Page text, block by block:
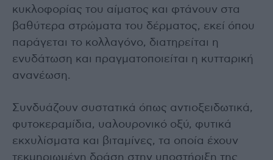
κυκλοφορίας του αίματος και φτάνουν στα
βαθύτερα στρώματα του δέρματος, εκεί όπου
παράγεται το κολλαγόνο, διατηρείται η
ενυδάτωση και πραγματοποιείται η κυτταρική
ανανέωση.
Συνδυάζουν συστατικά όπως αντιοξειδωτικά,
φυτοκεραμίδια, υαλουρονικό οξύ, φυτικά
εκχυλίσματα και βιταμίνες, τα οποία έχουν
τεκμηριωμένη δράση στην υποστήριξη της